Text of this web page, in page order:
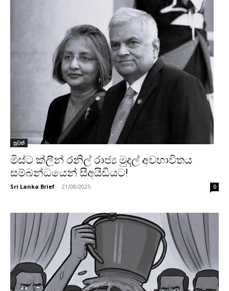
පුවත්
මිස්ට ක්ලීන් රනිල් රාජ්‍ය මුදල් අවභාවිතය
සම්බන්ධයෙන් සීඅයිඩියට!
Sri Lanka Brief - 21/08/2025 0